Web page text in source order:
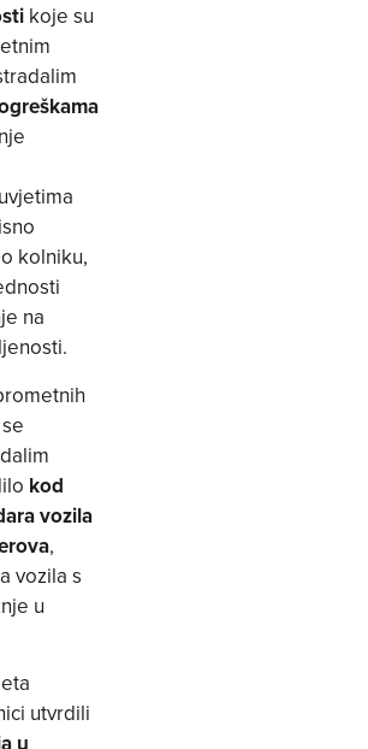
koje su
kolniku,
na
kod
vozila
,
vozila s
u
utvrdili